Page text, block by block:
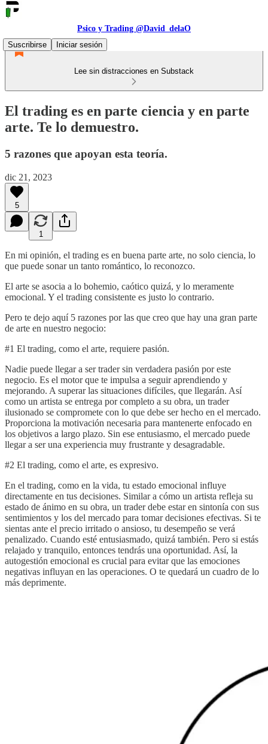
Psico y Trading @David_delaO
Suscribirse
Iniciar sesión
Lee sin distracciones en Substack
El trading es en parte ciencia y en parte
arte. Te lo demuestro.
5 razones que apoyan esta teoría.
dic 21, 2023
5
1
En mi opinión, el trading es en buena parte arte, no solo ciencia, lo
que puede sonar un tanto romántico, lo reconozco.
El arte se asocia a lo bohemio, caótico quizá, y lo meramente
emocional. Y el trading consistente es justo lo contrario.
Pero te dejo aquí 5 razones por las que creo que hay una gran parte
de arte en nuestro negocio:
#1 El trading, como el arte, requiere pasión.
Nadie puede llegar a ser trader sin verdadera pasión por este
negocio. Es el motor que te impulsa a seguir aprendiendo y
mejorando. A superar las situaciones difíciles, que llegarán. Así
como un artista se entrega por completo a su obra, un trader
ilusionado se compromete con lo que debe ser hecho en el mercado.
Proporciona la motivación necesaria para mantenerte enfocado en
los objetivos a largo plazo. Sin ese entusiasmo, el mercado puede
llegar a ser una experiencia muy frustrante y desagradable.
#2 El trading, como el arte, es expresivo.
En el trading, como en la vida, tu estado emocional influye
directamente en tus decisiones. Similar a cómo un artista refleja su
estado de ánimo en su obra, un trader debe estar en sintonía con sus
sentimientos y los del mercado para tomar decisiones efectivas. Si te
sientas ante el precio irritado o ansioso, tu desempeño se verá
penalizado. Cuando esté entusiasmado, quizá también. Pero si estás
relajado y tranquilo, entonces tendrás una oportunidad. Así, la
autogestión emocional es crucial para evitar que las emociones
negativas influyan en las operaciones. O te quedará un cuadro de lo
más deprimente.